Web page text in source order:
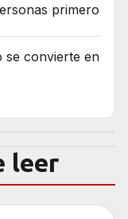
primero
se convierte en
leer